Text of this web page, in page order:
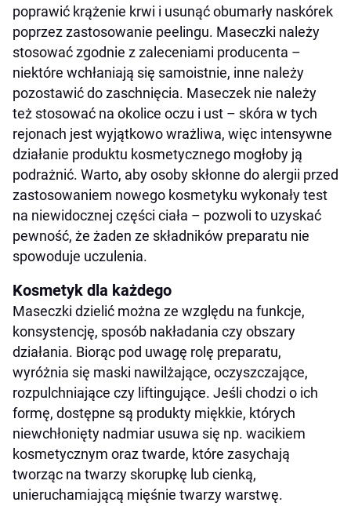
poprawić krążenie krwi i usunąć obumarły naskórek
poprzez zastosowanie peelingu. Maseczki należy
stosować zgodnie z zaleceniami producenta –
niektóre wchłaniają się samoistnie, inne należy
pozostawić do zaschnięcia. Maseczek nie należy
też stosować na okolice oczu i ust – skóra w tych
rejonach jest wyjątkowo wrażliwa, więc intensywne
działanie produktu kosmetycznego mogłoby ją
podrażnić. Warto, aby osoby skłonne do alergii przed
zastosowaniem nowego kosmetyku wykonały test
na niewidocznej części ciała – pozwoli to uzyskać
pewność, że żaden ze składników preparatu nie
spowoduje uczulenia.
Kosmetyk dla każdego
Maseczki dzielić można ze względu na funkcje,
konsystencję, sposób nakładania czy obszary
działania. Biorąc pod uwagę rolę preparatu,
wyróżnia się maski nawilżające, oczyszczające,
rozpulchniające czy liftingujące. Jeśli chodzi o ich
formę, dostępne są produkty miękkie, których
niewchłonięty nadmiar usuwa się np. wacikiem
kosmetycznym oraz twarde, które zasychają
tworząc na twarzy skorupkę lub cienką,
unieruchamiającą mięśnie twarzy warstwę.